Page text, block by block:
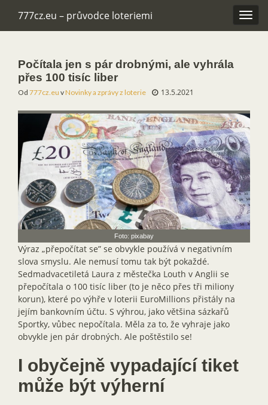
777cz.eu – průvodce loteriemi
Počítala jen s pár drobnými, ale vyhrála
přes 100 tisíc liber
Od 777cz.eu vNovinky a zprávy z loterie 13.5.2021
Foto: pixabay
Výraz „přepočítat se” se obvykle používá v negativním
slova smyslu. Ale nemusí tomu tak být pokaždé.
Sedmadvacetiletá Laura z městečka Louth v Anglii se
přepočítala o 100 tisíc liber (to je něco přes tři miliony
korun), které po výhře v loterii EuroMillions přistály na
jejím bankovním účtu. S výhrou, jako většina sázkařů
Sportky, vůbec nepočítala. Měla za to, že vyhraje jako
obvykle jen pár drobných. Ale poštěstilo se!
I obyčejně vypadající tiket
může být výherní